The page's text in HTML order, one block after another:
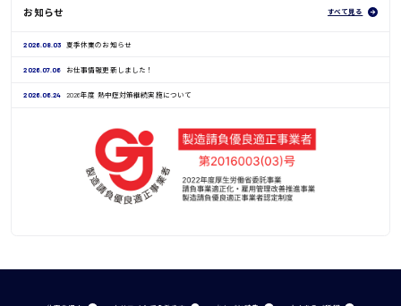
お知らせ すべて見る
2026.08.03 夏季休業のお知らせ
2026.07.06 お仕事情報更新しました！
2026.06.24 2026年度 熱中症対策継続実施について